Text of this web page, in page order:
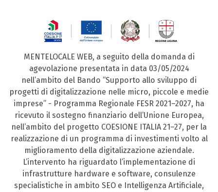
MENTELOCALE WEB, a seguito della domanda di
agevolazione presentata in data 03/05/2024
nell’ambito del Bando “Supporto allo sviluppo di
progetti di digitalizzazione nelle micro, piccole e medie
imprese” - Programma Regionale FESR 2021–2027, ha
ricevuto il sostegno finanziario dell’Unione Europea,
nell’ambito del progetto COESIONE ITALIA 21–27, per la
realizzazione di un programma di investimenti volto al
miglioramento della digitalizzazione aziendale.
L’intervento ha riguardato l’implementazione di
infrastrutture hardware e software, consulenze
specialistiche in ambito SEO e Intelligenza Artificiale,